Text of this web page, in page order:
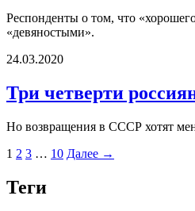
Респонденты о том, что
«девяностыми».
24.03.2020
Три четверти
Но возвращения в СССР хотят
1 2 3 … 10 Далее →
Теги